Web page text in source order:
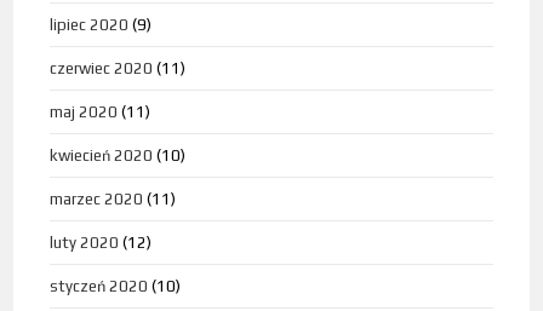
lipiec 2020 (9)
czerwiec 2020 (11)
maj 2020 (11)
kwiecień 2020 (10)
marzec 2020 (11)
luty 2020 (12)
styczeń 2020 (10)